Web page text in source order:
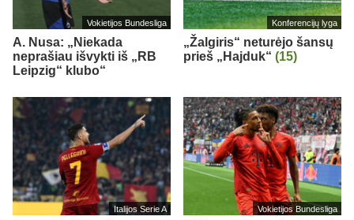
Vokietijos Bundesliga
A. Nusa: „Niekada
neprašiau išvykti iš „RB
Leipzig“ klubo“
Konferencijų lyga
„Žalgiris“ neturėjo šansų
prieš „Hajduk“ (15)
Italijos Serie A Vokietijos Bundesliga